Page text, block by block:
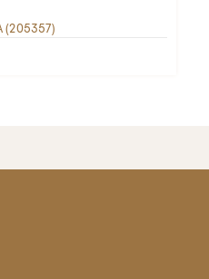
(205357)